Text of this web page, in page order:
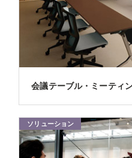
会議テーブル・ミーティ
ソリューション